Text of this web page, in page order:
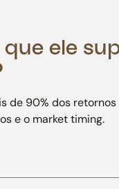
ele
de 90% dos
e o market timing.